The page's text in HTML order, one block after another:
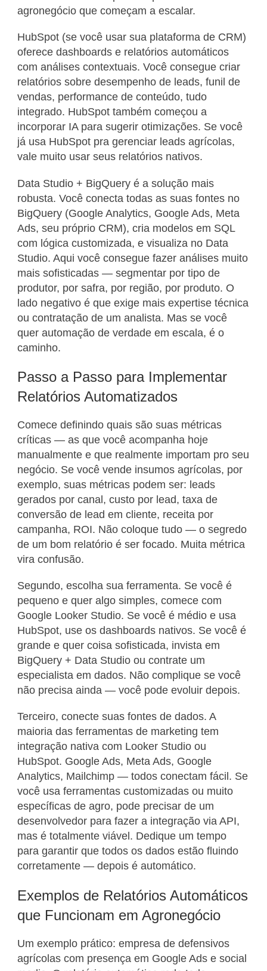
agronegócio que começam a escalar.
HubSpot (se você usar sua plataforma de CRM)
oferece dashboards e relatórios automáticos
com análises contextuais. Você consegue criar
relatórios sobre desempenho de leads, funil de
vendas, performance de conteúdo, tudo
integrado. HubSpot também começou a
incorporar IA para sugerir otimizações. Se você
já usa HubSpot pra gerenciar leads agrícolas,
vale muito usar seus relatórios nativos.
Data Studio + BigQuery é a solução mais
robusta. Você conecta todas as suas fontes no
BigQuery (Google Analytics, Google Ads, Meta
Ads, seu próprio CRM), cria modelos em SQL
com lógica customizada, e visualiza no Data
Studio. Aqui você consegue fazer análises muito
mais sofisticadas — segmentar por tipo de
produtor, por safra, por região, por produto. O
lado negativo é que exige mais expertise técnica
ou contratação de um analista. Mas se você
quer automação de verdade em escala, é o
caminho.
Passo a Passo para Implementar
Relatórios Automatizados
Comece definindo quais são suas métricas
críticas — as que você acompanha hoje
manualmente e que realmente importam pro seu
negócio. Se você vende insumos agrícolas, por
exemplo, suas métricas podem ser: leads
gerados por canal, custo por lead, taxa de
conversão de lead em cliente, receita por
campanha, ROI. Não coloque tudo — o segredo
de um bom relatório é ser focado. Muita métrica
vira confusão.
Segundo, escolha sua ferramenta. Se você é
pequeno e quer algo simples, comece com
Google Looker Studio. Se você é médio e usa
HubSpot, use os dashboards nativos. Se você é
grande e quer coisa sofisticada, invista em
BigQuery + Data Studio ou contrate um
especialista em dados. Não complique se você
não precisa ainda — você pode evoluir depois.
Terceiro, conecte suas fontes de dados. A
maioria das ferramentas de marketing tem
integração nativa com Looker Studio ou
HubSpot. Google Ads, Meta Ads, Google
Analytics, Mailchimp — todos conectam fácil. Se
você usa ferramentas customizadas ou muito
específicas de agro, pode precisar de um
desenvolvedor para fazer a integração via API,
mas é totalmente viável. Dedique um tempo
para garantir que todos os dados estão fluindo
corretamente — depois é automático.
Exemplos de Relatórios Automáticos
que Funcionam em Agronegócio
Um exemplo prático: empresa de defensivos
agrícolas com presença em Google Ads e social